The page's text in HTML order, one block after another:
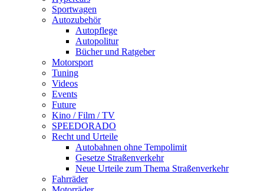
Sportwagen
Autozubehör
Autopflege
Autopolitur
Bücher und Ratgeber
Motorsport
Tuning
Videos
Events
Future
Kino / Film / TV
SPEEDORADO
Recht und Urteile
Autobahnen ohne Tempolimit
Gesetze Straßenverkehr
Neue Urteile zum Thema Straßenverkehr
Fahrräder